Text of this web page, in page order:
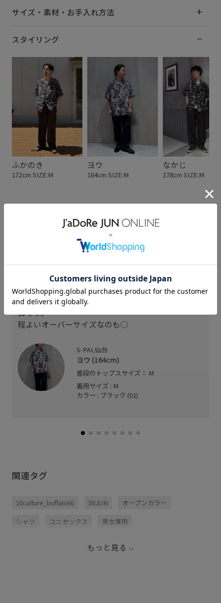
サイズ・素材・お手入れ方法
スタイリング
ふかのき
172cm SIZE:M
ヨウ
164cm SIZE:M
なかじ
178cm SIZE:M
スタッフレビュー
ヴィンセントギャロバァッファロー66とのコラボレ
ーション。
様々なシーンをピックした柄シャツになっておりま
す。
軽く、サラッとした素材感で羽織りやすく着心地抜
群です。
程よいオーバーサイズなのも○
S-PAL仙台
ヨウ (164cm)
普段のトップスサイズ： M
着用サイズ : M
カラー : ブラック (01)
関連タグ
10culture_buffalo66 50JUN オープンカラー
シャツ ユニセックス 男女兼用
もっと見る